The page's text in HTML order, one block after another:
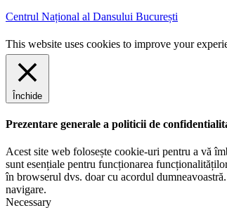
a
i
l
u
Centrul Național al Dansului București
This website uses cookies to improve your
Închide
Prezentare generale a politicii de
Acest site web folosește cookie-uri pentru a vă
sunt esențiale pentru funcționarea
în browserul dvs. doar cu acordul
navigare.
Necessary